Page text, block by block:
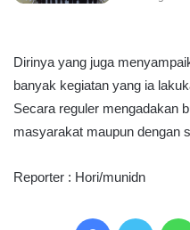
Dirinya yang juga
banyak kegiatan yang ia
Secara reguler mengadakan
masyarakat maupun dengan
Reporter : Hori/munidn